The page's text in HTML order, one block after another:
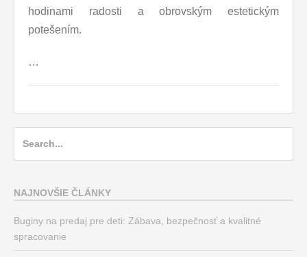
hodinami radosti a obrovským estetickým
potešením.
…
NAJNOVŠIE ČLÁNKY
Buginy na predaj pre deti: Zábava, bezpečnosť a kvalitné
spracovanie